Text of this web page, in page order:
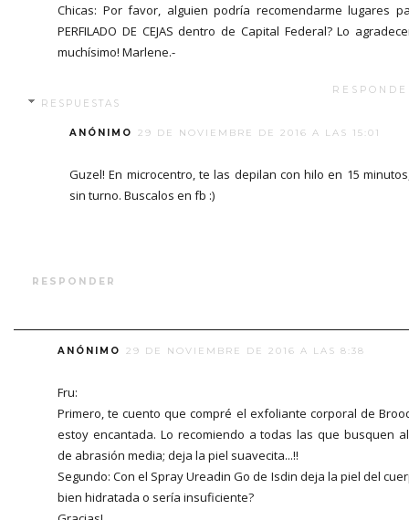
Chicas: Por favor, alguien podría recomendarme lugares
PERFILADO DE CEJAS dentro de Capital Federal? Lo
muchísimo! Marlene.-
RESPUESTAS
ANÓNIMO 29 DE NOVIEMBRE DE 2016 A LAS 15:01
Guzel! En microcentro, te las depilan con hilo en 15
sin turno. Buscalos en fb :)
RESPONDER
ANÓNIMO 29 DE NOVIEMBRE DE 2016 A LAS 8:38
Fru:
Primero, te cuento que compré el exfoliante corporal de
estoy encantada. Lo recomiendo a todas las que busquen
de abrasión media; deja la piel suavecita...!!
Segundo: Con el Spray Ureadin Go de Isdin deja la piel del
bien hidratada o sería insuficiente?